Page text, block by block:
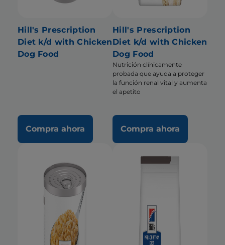
Hill's Prescription
Diet k/d with Chicken
Dog Food
Compra ahora
Hill's Prescription
Diet k/d with Chicken
Dog Food
Nutrición clínicamente
probada que ayuda a proteger
la función renal vital y aumenta
el apetito
Compra ahora